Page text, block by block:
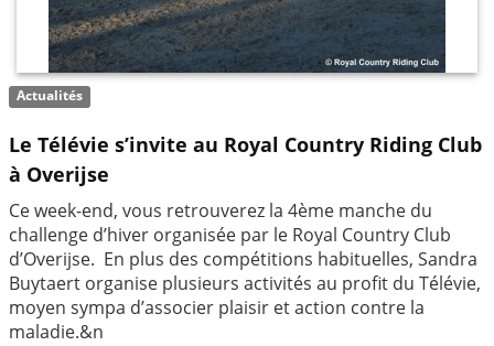
Actualités
Le Télévie s’invite au Royal Country Riding Club
à Overijse
Ce week-end, vous retrouverez la 4ème manche du
challenge d’hiver organisée par le Royal Country Club
d’Overijse. En plus des compétitions habituelles, Sandra
Buytaert organise plusieurs activités au profit du Télévie,
moyen sympa d’associer plaisir et action contre la
maladie.&n